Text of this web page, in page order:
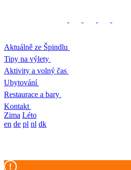
Aktuálně ze Špindlu
Tipy na výlety
Aktivity a volný čas
Ubytování
Restaurace a bary
Kontakt
Zima Léto
en de pl nl dk